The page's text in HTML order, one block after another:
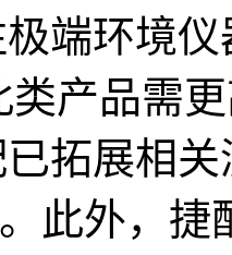
端环境
类产品需
拓展相
此外，捷